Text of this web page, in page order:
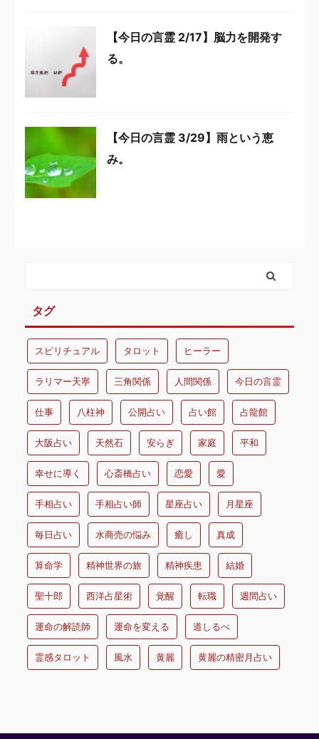
【今日の言霊 2/17】脳力を開発す
る。
【今日の言霊 3/29】雨という恵
み。
タグ
スピリチュアル タロット ヒーラー
ラリマー天寧 三角関係 人間関係 今日の言霊
仕事 八柱神 公開占い 占い館 占龍館
大阪占い 天然石 安らぎ 家庭 平和
幸せに導く 心斎橋占い 恋愛 愛
手相占い 手相占い師 星座占い 月星座
毎日占い 水商売の悩み 癒し 真成
算命学 精神世界の旅 精神疾患 結婚
聖十郎 西洋占星術 覚醒 転職 週間占い
運命の解読師 運命を変える 道しるべ
霊感タロット 風水 黄麗 黄麗の精密月占い